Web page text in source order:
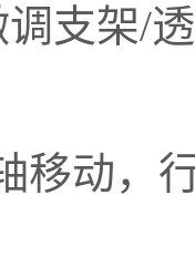
支架/
移动，